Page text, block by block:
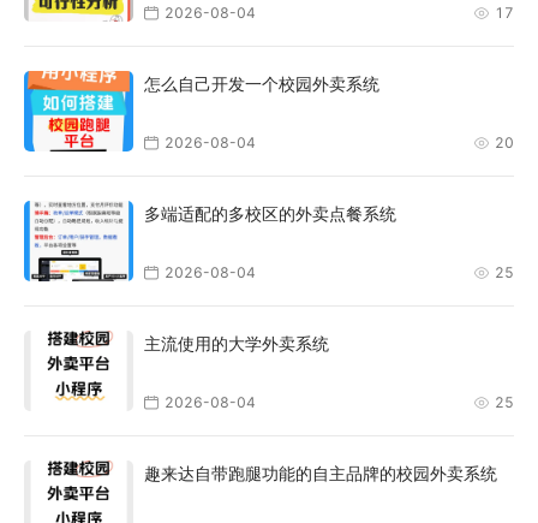
2026-08-04 17
怎么自己开发一个校园外卖系统
2026-08-04 20
多端适配的多校区的外卖点餐系统
2026-08-04 25
主流使用的大学外卖系统
2026-08-04 25
趣来达自带跑腿功能的自主品牌的校园外卖系统